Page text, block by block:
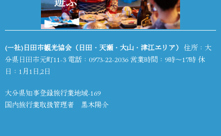
(一社)日田市観光協会（日田・天瀬・大山・津江エリア） 住所：大
分県日田市元町11-3 電話： 0973-22-2036 営業時間：9時～17時 休
日：1月1日,2日
大分県知事登録旅行業地域-169
国内旅行業取扱管理者 黒木陽介